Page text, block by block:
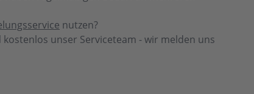
nutzen?
unser Serviceteam - wir melden uns